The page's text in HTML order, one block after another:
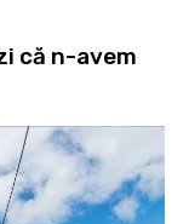
că n-avem